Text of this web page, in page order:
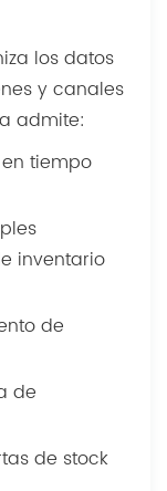
los datos
y canales
admite:
tiempo
inventario
de
de
de stock